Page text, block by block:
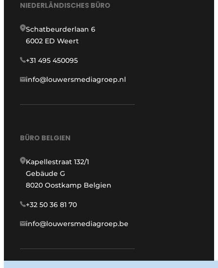
NIEDERLÄNDISCHES BÜRO
Schatbeurderlaan 6
6002 ED Weert
+31 495 450095
info@louwersmediagroep.nl
BÜRO BELGIEN
Kapellestraat 132/1
Gebäude G
8020 Oostkamp Belgien
+32 50 36 81 70
info@louwersmediagroep.be